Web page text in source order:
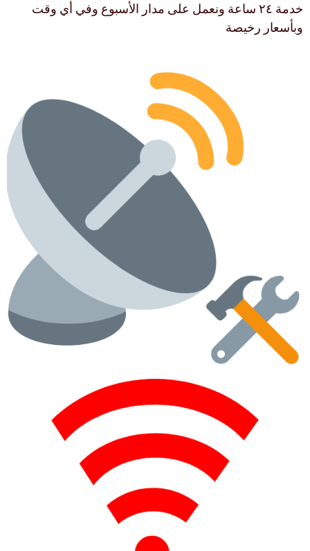
خدمة ٢٤ ساعة ونعمل على مدار الأسبوع وفي أي وقت
وبأسعار رخيصة